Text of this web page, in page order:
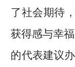
了社会期待
获得感与幸
的代表建议